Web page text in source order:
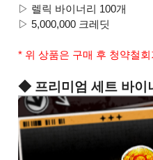
▷ 렐릭 바이너리 100개
▷ 5,000,000 크레딧
* 위 상품은 구매 후 청약철
◆ 프리미엄 세트 바이